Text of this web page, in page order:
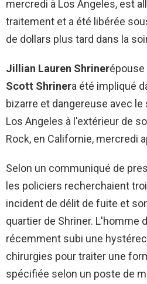
mercredi à Los Angeles, est
traitement et a été libérée
de dollars plus tard dans la
Jillian Lauren Shriner
Scott Shrinera été impliqué
bizarre et dangereuse avec
Los Angeles à l'extérieur de
Rock, en Californie, mercredi
Selon un communiqué de
les policiers recherchaient
incident de délit de fuite et
quartier de Shriner. L'homme
récemment subi une
chirurgies pour traiter une
spécifiée selon un poste de